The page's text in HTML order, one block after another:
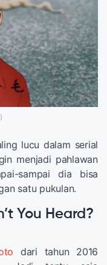
lucu dalam serial
menjadi pahlawan
sampai dia bisa
satu pukulan.
You Heard?
dari tahun 2016